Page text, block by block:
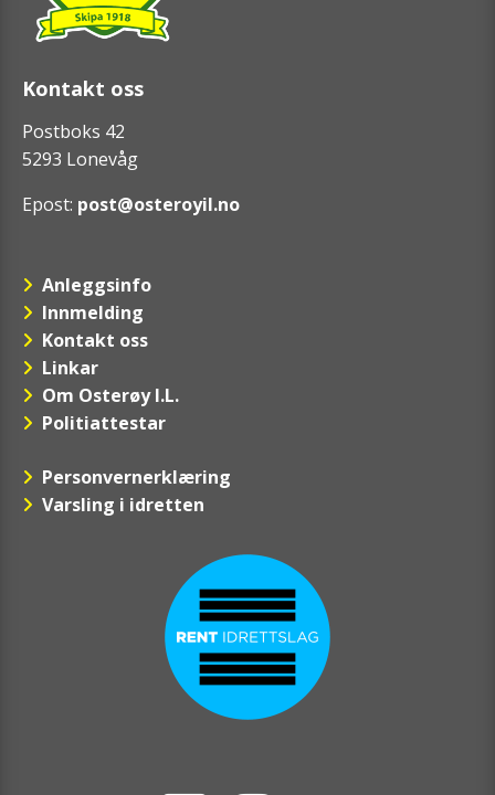
Kontakt oss
Postboks 42
5293 Lonevåg
Epost: post@osteroyil.no
Anleggsinfo
Innmelding
Kontakt oss
Linkar
Om Osterøy I.L.
Politiattestar
Personvernerklæring
Varsling i idretten